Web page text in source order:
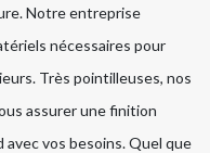
Notre entreprise
nécessaires pour
Très pointilleuses, nos
assurer une finition
vos besoins. Quel que